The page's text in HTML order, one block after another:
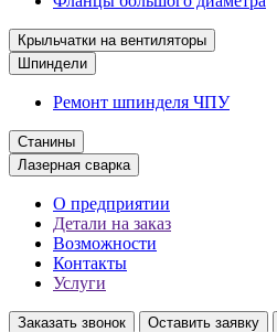
Крыльчатки на вентиляторы
Шпиндели
Ремонт шпинделя ЧПУ
Станины
Лазерная сварка
О предприятии
Детали на заказ
Возможности
Контакты
Услуги
Заказать звонок Оставить заявку